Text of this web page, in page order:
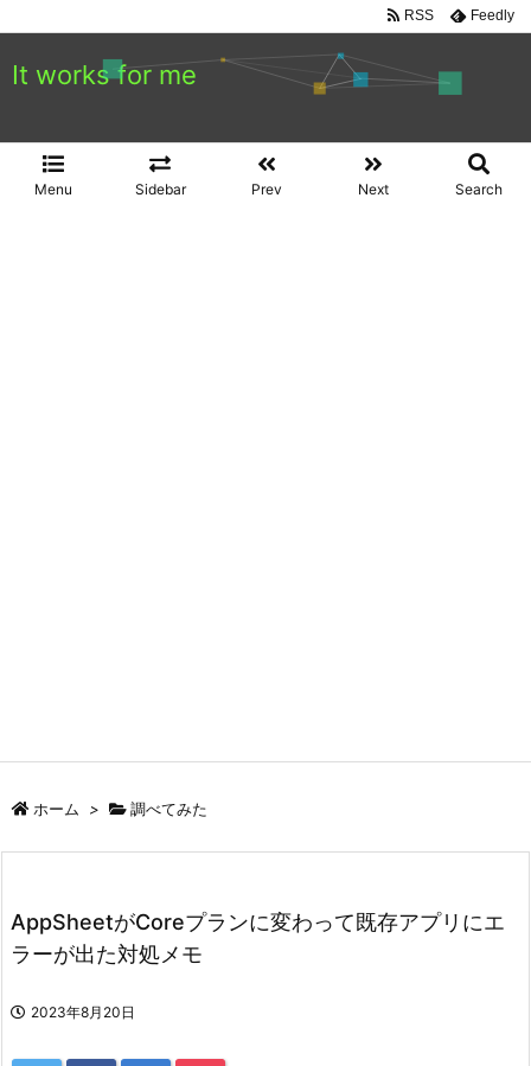
It works for me
Menu Sidebar Prev Next Search
RSS Feedly
ホーム > 調べてみた
AppSheetがCoreプランに変わって既存アプリにエ
ラーが出た対処メモ
2023年8月20日